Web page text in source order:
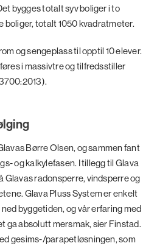
bygges totalt syv boliger i to
boliger, totalt 1050 kvadratmeter.
og sengeplass til opptil 10 elever.
i massivtre og tilfredsstiller
Børre Olsen, og sammen fant
og kalkylefasen. I tillegg til Glava
Glavas radonsperre, vindsperre og
Glava Pluss System er enkelt
byggetiden, og vår erfaring med
ga absolutt mersmak, sier Finstad.
gesims-/parapetløsningen, som